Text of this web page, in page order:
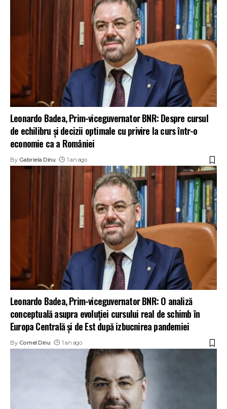
Leonardo Badea, Prim-viceguvernator BNR: Despre cursul
de echilibru și decizii optimale cu privire la curs într-o
economie ca a României
By Gabriela Dinu 1 an ago
Leonardo Badea, Prim-viceguvernator BNR: O analiză
conceptuală asupra evoluției cursului real de schimb în
Europa Centrală și de Est după izbucnirea pandemiei
By Cornel Dinu 1 an ago